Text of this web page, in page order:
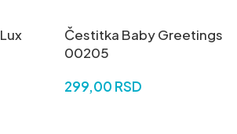
Čestitka Baby Greetings
00205
299,00 RSD